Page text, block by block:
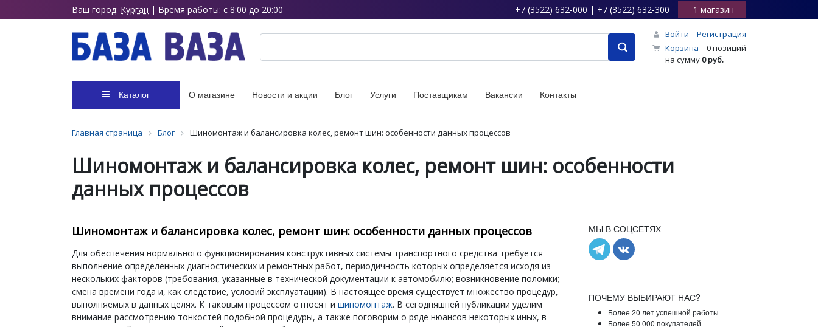
Ваш город: Курган | Время работы: с 8:00 до 20:00 +7 (3522) 632-000 | +7 (3522) 632-300 1 магазин
Войти
Регистрация
Корзина
0 позиций
на сумму0 руб.
Каталог О магазине Новости и акции Блог Услуги Поставщикам Вакансии Контакты
Главная страница Блог Шиномонтаж и балансировка колес, ремонт шин: особенности данных процессов
Шиномонтаж и балансировка колес, ремонт шин: особенности
данных процессов
Шиномонтаж и балансировка колес, ремонт шин: особенности данных процессов
Для обеспечения нормального функционирования конструктивных системы транспортного средства требуется
выполнение определенных диагностических и ремонтных работ, периодичность которых определяется исходя из
нескольких факторов (требования, указанные в технической документации к автомобилю; возникновение поломки;
смена времени года и, как следствие, условий эксплуатации). В настоящее время существует множество процедур,
выполняемых в данных целях. К таковым процессом относят и шиномонтаж. В сегодняшней публикации уделим
внимание рассмотрению тонкостей подобной процедуры, а также поговорим о ряде нюансов некоторых иных, в
МЫ В СОЦСЕТЯХ
ПОЧЕМУ ВЫБИРАЮТ НАС?
Более 20 лет успешной работы
Более 50 000 покупателей